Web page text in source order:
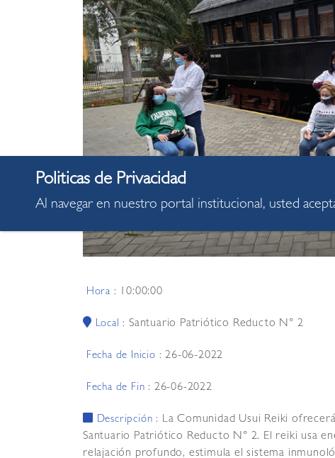
Hora : 10:00:00
Local : Santuario Patriótico Reducto N° 2
Fecha de Inicio : 26-06-2022
Fecha de Fin : 26-06-2022
Descripción : La Comunidad Usui Reiki
Santuario Patriótico Reducto N° 2. El reiki usa
relajación profundo, estimula el sistema
Al navegar en nuestro portal institucional, usted